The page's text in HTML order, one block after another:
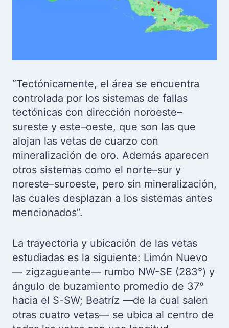
“Tectónicamente, el área se encuentra
controlada por los sistemas de fallas
tectónicas con dirección noroeste–
sureste y este–oeste, que son las que
alojan las vetas de cuarzo con
mineralización de oro. Además aparecen
otros sistemas como el norte–sur y
noreste–suroeste, pero sin mineralización,
las cuales desplazan a los sistemas antes
mencionados”.
La trayectoria y ubicación de las vetas
estudiadas es la siguiente: Limón Nuevo
— zigzagueante— rumbo NW-SE (283°) y
ángulo de buzamiento promedio de 37°
hacia el S-SW; Beatríz —de la cual salen
otras cuatro vetas— se ubica al centro de